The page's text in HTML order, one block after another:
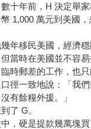
十年前，H 決定舉
1,000 萬元到美國
年移民美國，經濟穩
當時在美國並不容
時郵差的工作，也只
徑一致地說：「我
有餘糧外援。」
了 G。
，硬是提款幾萬塊